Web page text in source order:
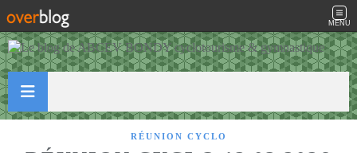
MENU
RÉUNION CYCLO